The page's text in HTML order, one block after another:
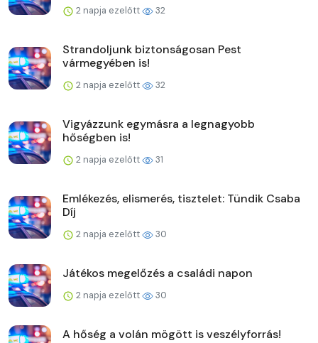
2 napja ezelőtt 32
Strandoljunk biztonságosan Pest
vármegyében is!
2 napja ezelőtt 32
Vigyázzunk egymásra a legnagyobb
hőségben is!
2 napja ezelőtt 31
Emlékezés, elismerés, tisztelet: Tündik Csaba
Díj
2 napja ezelőtt 30
Játékos megelőzés a családi napon
2 napja ezelőtt 30
A hőség a volán mögött is veszélyforrás!